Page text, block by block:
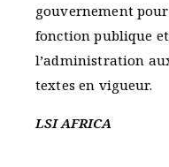
gouvernement
fonction publique
l’administration
textes en vigueur.
LSI AFRICA